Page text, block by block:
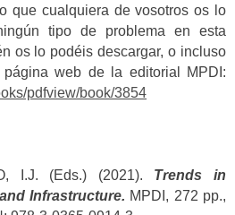
que cualquiera de vosotros os lo
tipo de problema en esta
os lo podéis descargar, o incluso
web de la editorial MPDI:
pdfview/book/3854
I.J. (Eds.) (2021). Trends in
Infrastructure. MPDI, 272 pp.,